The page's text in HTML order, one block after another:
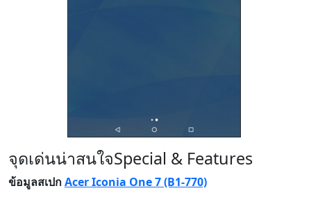
Special & Features
ข้อมูลสเปก Acer Iconia One 7 (B1-770)
ขนาดตัวเครื่อง 189 x 108.8 x 9.5 มิลลิเมตร